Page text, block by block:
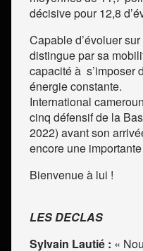
décisive pour 12,8
Capable d’évoluer
distingue par sa
capacité à s’imposer
énergie constante.
International
cinq défensif de la
2022) avant son
encore une
Bienvenue à lui !
LES DECLAS
Sylvain Lautié : «